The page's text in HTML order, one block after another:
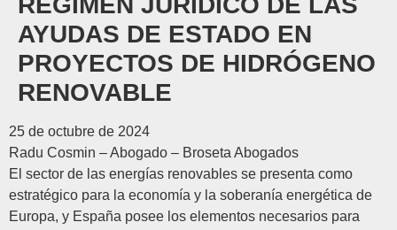
AYUDAS DE ESTADO EN
PROYECTOS DE HIDRÓGENO
RENOVABLE
25 de octubre de 2024
Radu Cosmin – Abogado – Broseta Abogados
El sector de las energías renovables se presenta como
estratégico para la economía y la soberanía energética de
Europa, y España posee los elementos necesarios para